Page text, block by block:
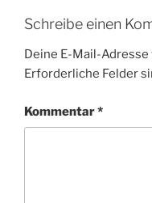
Schreibe einen
Deine E-Mail-
Erforderliche Felder
Kommentar*